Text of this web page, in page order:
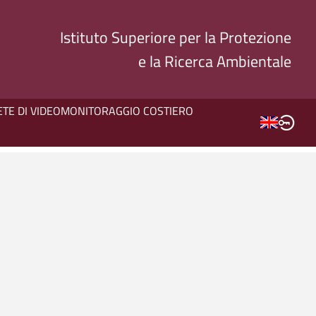
Istituto Superiore per la Protezione
e la Ricerca Ambientale
DI VIDEOMONITORAGGIO COSTIERO